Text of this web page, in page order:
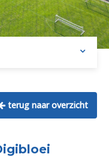
terug naar overzicht